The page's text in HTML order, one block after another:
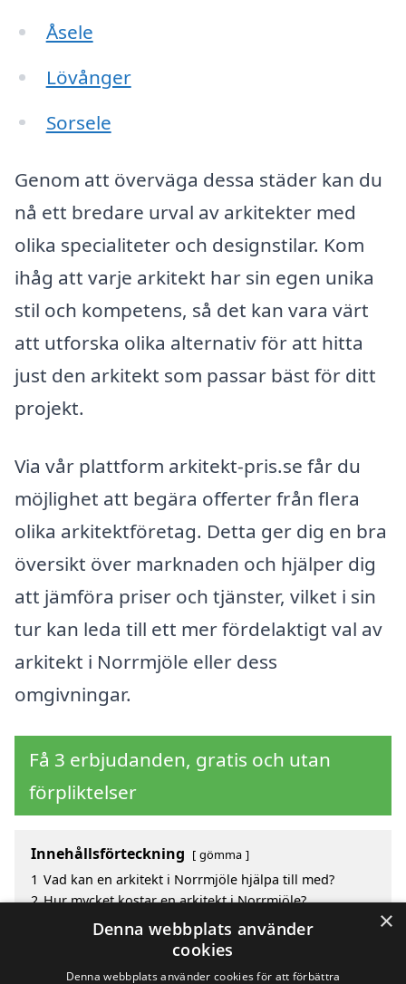
Åsele
Lövånger
Sorsele
Genom att överväga dessa städer kan du
nå ett bredare urval av arkitekter med
olika specialiteter och designstilar. Kom
ihåg att varje arkitekt har sin egen unika
stil och kompetens, så det kan vara värt
att utforska olika alternativ för att hitta
just den arkitekt som passar bäst för ditt
projekt.
Via vår plattform arkitekt-pris.se får du
möjlighet att begära offerter från flera
olika arkitektföretag. Detta ger dig en bra
översikt över marknaden och hjälper dig
att jämföra priser och tjänster, vilket i sin
tur kan leda till ett mer fördelaktigt val av
arkitekt i Norrmjöle eller dess
omgivningar.
Få 3 erbjudanden, gratis och utan
förpliktelser
Innehållsförteckning gömma
1 Vad kan en arkitekt i Norrmjöle hjälpa till med?
2 Hur mycket kostar en arkitekt i Norrmjöle?
Fördelar med att välja arkitekt i Norrmjöle
Sök efter en skicklig arkitekt i de omgivande städerna
×
Denna webbplats använder
cookies
Denna webbplats använder cookies för att förbättra